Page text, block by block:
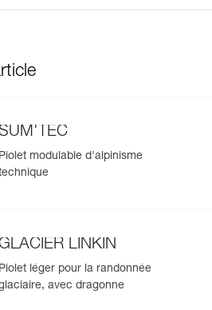
Piolet modulable d'alpinisme
LINKIN
Piolet léger pour la randonnée
avec dragonne